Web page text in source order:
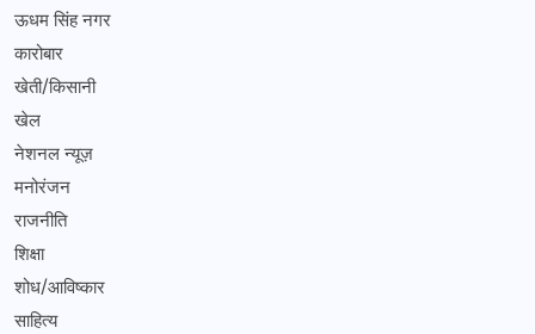
ऊधम सिंह नगर
कारोबार
खेती/किसानी
खेल
नेशनल न्यूज़
मनोरंजन
राजनीति
शिक्षा
शोध/आविष्कार
साहित्य